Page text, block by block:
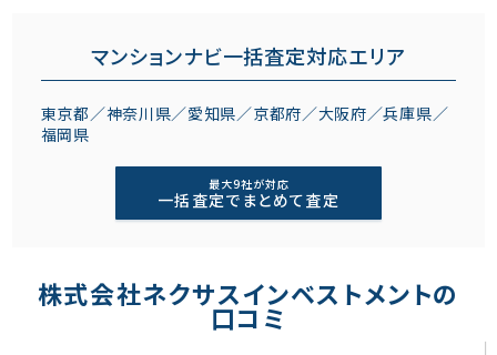
マンションナビ一括査定対応エリア
東京都／神奈川県／愛知県／京都府／大阪府／兵庫県／
福岡県
最大9社が対応
一括査定でまとめて査定
株式会社ネクサスインベストメントの
口コミ